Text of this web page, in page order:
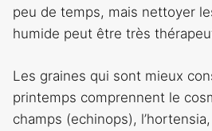
peu de temps, mais nettoyer
humide peut être très
Les graines qui sont mieux
printemps comprennent le
champs (echinops),